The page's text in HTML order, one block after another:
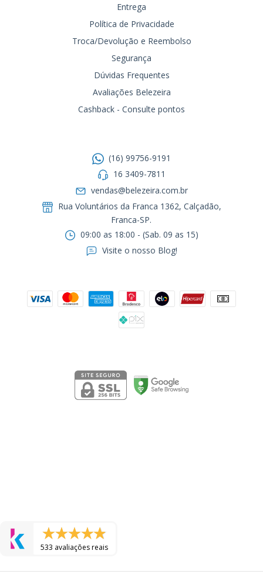
Entrega
Política de Privacidade
Troca/Devolução e Reembolso
Segurança
Dúvidas Frequentes
Avaliações Belezeira
Cashback - Consulte pontos
(16) 99756-9191
16 3409-7811
vendas@belezeira.com.br
Rua Voluntários da Franca 1362, Calçadão,
Franca-SP.ㅤㅤㅤㅤㅤㅤㅤㅤㅤㅤㅤ
09:00 as 18:00 - (Sab. 09 as 15)
Visite o nosso Blog!
533 avaliações reais